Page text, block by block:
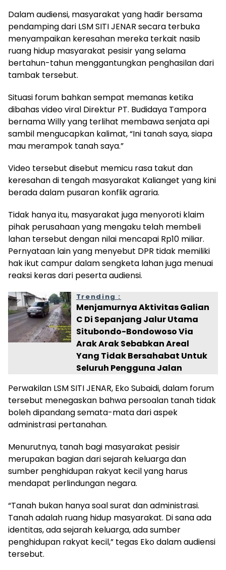
Dalam audiensi, masyarakat yang hadir bersama
pendamping dari LSM SITI JENAR secara terbuka
menyampaikan keresahan mereka terkait nasib
ruang hidup masyarakat pesisir yang selama
bertahun-tahun menggantungkan penghasilan dari
tambak tersebut.
Situasi forum bahkan sempat memanas ketika
dibahas video viral Direktur PT. Budidaya Tampora
bernama Willy yang terlihat membawa senjata api
sambil mengucapkan kalimat, “Ini tanah saya, siapa
mau merampok tanah saya.”
Video tersebut disebut memicu rasa takut dan
keresahan di tengah masyarakat Kalianget yang kini
berada dalam pusaran konflik agraria.
Tidak hanya itu, masyarakat juga menyoroti klaim
pihak perusahaan yang mengaku telah membeli
lahan tersebut dengan nilai mencapai Rp10 miliar.
Pernyataan lain yang menyebut DPR tidak memiliki
hak ikut campur dalam sengketa lahan juga menuai
reaksi keras dari peserta audiensi.
Trending :
Menjamurnya Aktivitas Galian
C Di Sepanjang Jalur Utama
Situbondo-Bondowoso Via
Arak Arak Sebabkan Areal
Yang Tidak Bersahabat Untuk
Seluruh Pengguna Jalan
Perwakilan LSM SITI JENAR, Eko Subaidi, dalam forum
tersebut menegaskan bahwa persoalan tanah tidak
boleh dipandang semata-mata dari aspek
administrasi pertanahan.
Menurutnya, tanah bagi masyarakat pesisir
merupakan bagian dari sejarah keluarga dan
sumber penghidupan rakyat kecil yang harus
mendapat perlindungan negara.
“Tanah bukan hanya soal surat dan administrasi.
Tanah adalah ruang hidup masyarakat. Di sana ada
identitas, ada sejarah keluarga, ada sumber
penghidupan rakyat kecil,” tegas Eko dalam audiensi
tersebut.